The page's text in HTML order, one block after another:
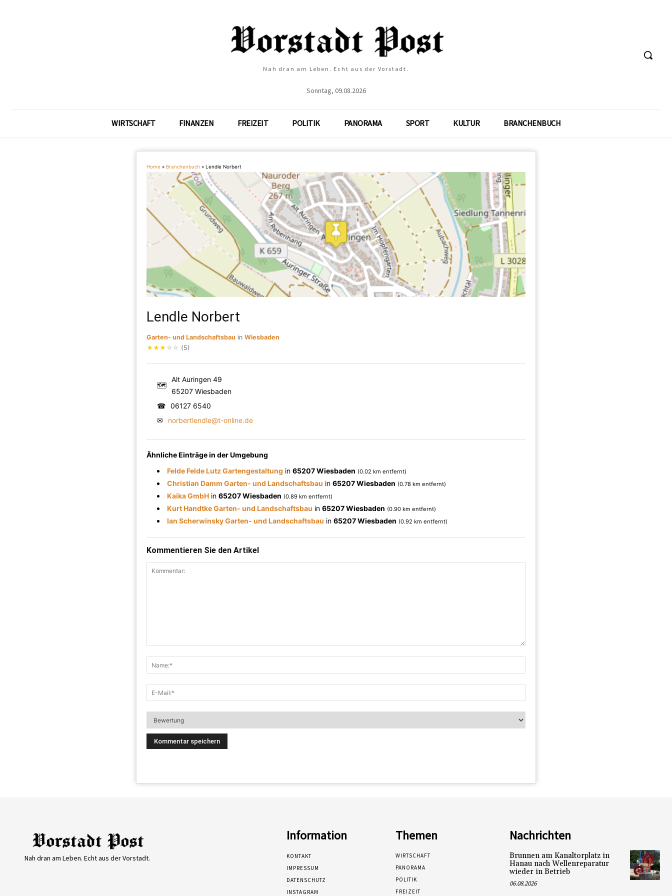
Nah dran am Leben. Echt aus der Vorstadt.
Sonntag, 09.08.2026
WIRTSCHAFT FINANZEN FREIZEIT POLITIK PANORAMA SPORT KULTUR BRANCHENBUCH
Home » Branchenbuch » Lendle Norbert
Lendle Norbert
Garten- und Landschaftsbau in Wiesbaden
★★★ ☆ ☆ (5)
🗺
Alt Auringen 49
65207 Wiesbaden
☎ 06127 6540
✉
norbertlendle@t-online.de
Ähnliche Einträge in der Umgebung
Felde Felde Lutz Gartengestaltung in 65207 Wiesbaden (0.02 km entfernt)
Christian Damm Garten- und Landschaftsbau in 65207 Wiesbaden (0.78 km entfernt)
Kaika GmbH in 65207 Wiesbaden (0.89 km entfernt)
Kurt Handtke Garten- und Landschaftsbau in 65207 Wiesbaden (0.90 km entfernt)
Ian Scherwinsky Garten- und Landschaftsbau in 65207 Wiesbaden (0.92 km entfernt)
Kommentieren Sie den Artikel
Nah dran am Leben. Echt aus der Vorstadt.
Information
KONTAKT
IMPRESSUM
DATENSCHUTZ
INSTAGRAM
Themen
WIRTSCHAFT
PANORAMA
POLITIK
FREIZEIT
Nachrichten
Brunnen am Kanaltorplatz in
Hanau nach Wellenreparatur
wieder in Betrieb
06.08.2026